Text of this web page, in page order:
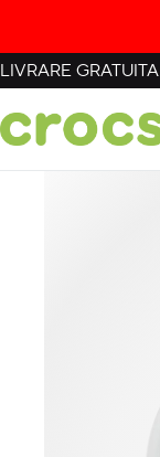
LIVRARE GRATUITA